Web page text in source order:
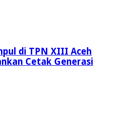
di TPN XIII Aceh
Cetak Generasi